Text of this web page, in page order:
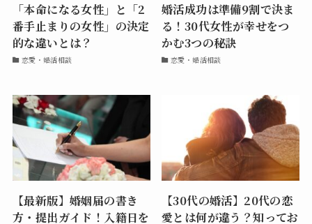
「本命になる女性」と「2
番手止まりの女性」の決定
的な違いとは？
恋愛・婚活相談
婚活成功は準備9割で決ま
る！30代女性が幸せをつ
かむ3つの秘訣
恋愛・婚活相談
【最新版】婚姻届の書き
方・提出ガイド！入籍日を
【30代の婚活】20代の恋
愛とは何が違う？知ってお